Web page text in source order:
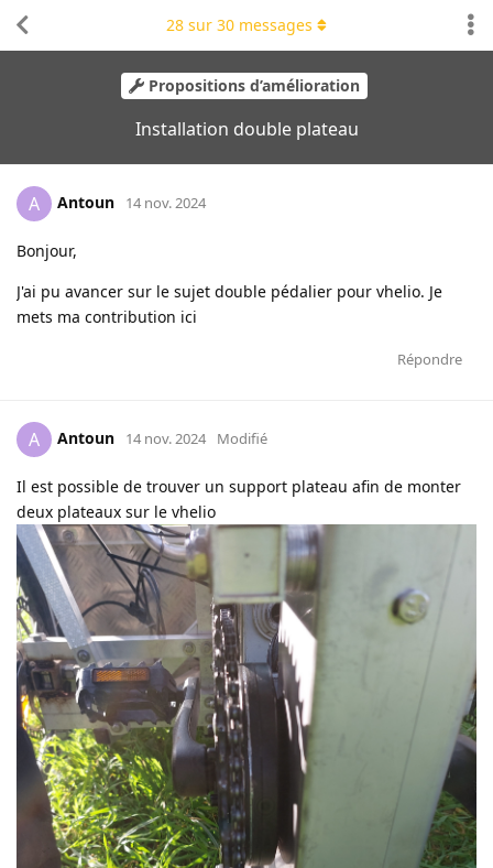
Propositions d’amélioration
Installation double plateau
28 sur 30 messages
A Antoun 14 nov. 2024
Bonjour,
J'ai pu avancer sur le sujet double pédalier pour vhelio. Je
mets ma contribution ici
Répondre
A Antoun 14 nov. 2024 Modifié
Il est possible de trouver un support plateau afin de monter
deux plateaux sur le vhelio